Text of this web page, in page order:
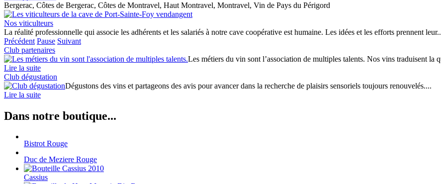
Bergerac, Côtes de Bergerac, Côtes de Montravel, Haut Montravel, Montravel, Vin de Pays du Périgord
Nos viticulteurs
La réalité professionnelle qui associe les adhérents et les salariés à notre cave coopérative est humaine. Les idées et les efforts prennent
Précédent Pause Suivant
Club partenaires
Les métiers du vin sont l’association de multiples talents. Nos vins traduisent la
Lire la suite
Club dégustation
Dégustons des vins et partageons des avis pour avancer dans la recherche de plaisirs sensoriels toujours renouvelés....
Lire la suite
Dans notre boutique...
Bistrot Rouge
Duc de Meziere Rouge
Cassius